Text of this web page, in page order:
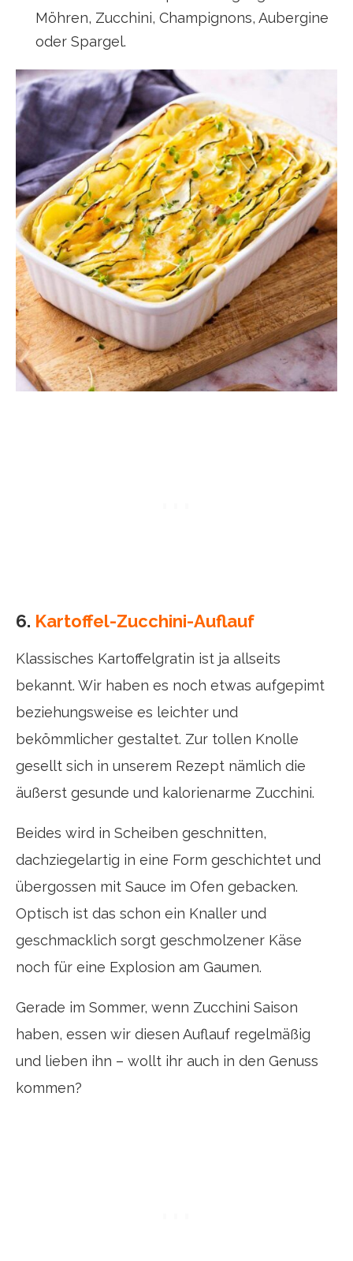
Möhren, Zucchini, Champignons, Aubergine
oder Spargel.
6. Kartoffel-Zucchini-Auflauf
Klassisches Kartoffelgratin ist ja allseits
bekannt. Wir haben es noch etwas aufgepimt
beziehungsweise es leichter und
bekömmlicher gestaltet. Zur tollen Knolle
gesellt sich in unserem Rezept nämlich die
äußerst gesunde und kalorienarme Zucchini.
Beides wird in Scheiben geschnitten,
dachziegelartig in eine Form geschichtet und
übergossen mit Sauce im Ofen gebacken.
Optisch ist das schon ein Knaller und
geschmacklich sorgt geschmolzener Käse
noch für eine Explosion am Gaumen.
Gerade im Sommer, wenn Zucchini Saison
haben, essen wir diesen Auflauf regelmäßig
und lieben ihn – wollt ihr auch in den Genuss
kommen?